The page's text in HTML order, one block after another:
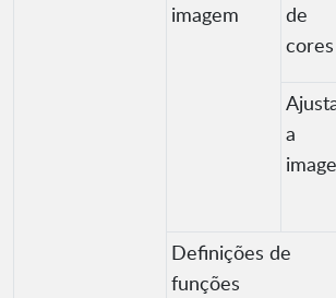
imagem
de
cores
a
Definições de
funções